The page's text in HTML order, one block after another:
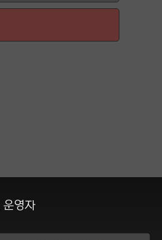
운영자